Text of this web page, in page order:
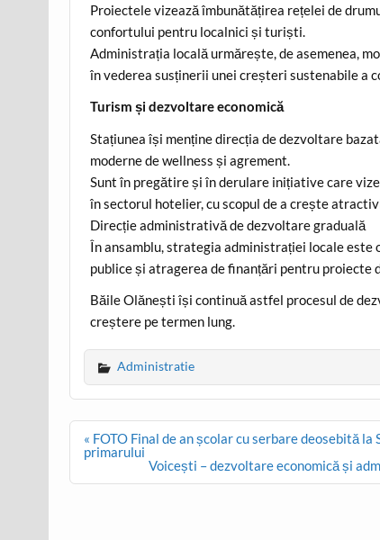
Proiectele vizează îmbunătățirea rețelei de
confortului pentru localnici și turiști.
Administrația locală urmărește, de asemenea,
în vederea susținerii unei creșteri sustenabile a
Turism și dezvoltare economică
Stațiunea își menține direcția de dezvoltare
moderne de wellness și agrement.
Sunt în pregătire și în derulare inițiative care
în sectorul hotelier, cu scopul de a crește
Direcție administrativă de dezvoltare graduală
În ansamblu, strategia administrației locale
publice și atragerea de finanțări pentru
Băile Olănești își continuă astfel procesul de
creștere pe termen lung.
Administratie
Post
navigation
« FOTO Final de an școlar cu serbare deosebită
primarului
Voicești – dezvoltare economică și